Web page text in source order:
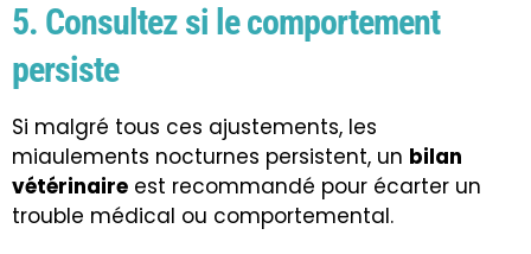
5. Consultez si le comportement
persiste
Si malgré tous ces ajustements, les
miaulements nocturnes persistent, un bilan
vétérinaire est recommandé pour écarter un
trouble médical ou comportemental.